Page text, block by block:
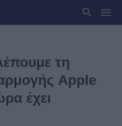
τη
Apple
έχει